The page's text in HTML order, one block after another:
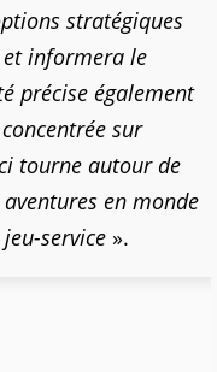
stratégiques
informera le
précise également
sur
tourne autour de
en monde
service ».